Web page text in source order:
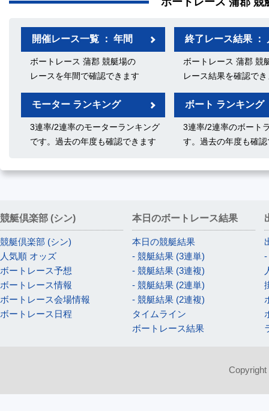
開催レース一覧 ： 年間
ボートレース 蒲郡 競艇場の
レースを年間で確認できます
終了レース結果 ：
ボートレース 蒲郡 競
レース結果を確認で
モーター ランキング
3連率/2連率のモーターランキング
です。過去の年度も確認できます
ボート ランキング
3連率/2連率のボート
す。過去の年度も確
競艇倶楽部 (シン)
競艇倶楽部 (シン)
人気順 オッズ
ボートレース予想
ボートレース情報
ボートレース会場情報
ボートレース日程
本日のボートレース結果
本日の競艇結果
- 競艇結果 (3連単)
- 競艇結果 (3連複)
- 競艇結果 (2連単)
- 競艇結果 (2連複)
タイムライン
ボートレース結果
-